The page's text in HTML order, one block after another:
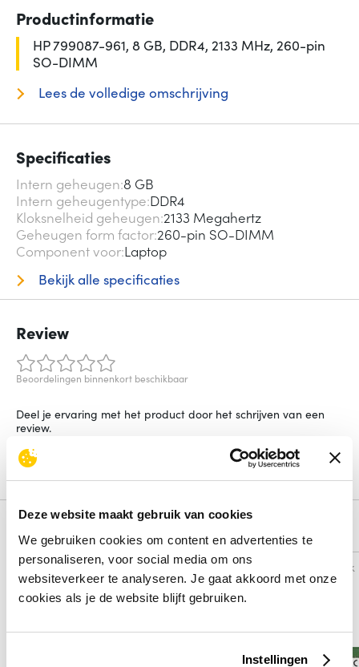
Deze website maakt gebruik van cookies
We gebruiken cookies om content en advertenties te
personaliseren, voor social media om ons
websiteverkeer te analyseren. Je gaat akkoord met onze
cookies als je de website blijft gebruiken.
Instellingen
Productinformatie
HP 799087-961, 8 GB, DDR4, 2133 MHz, 260-pin
SO-DIMM
Lees de volledige omschrijving
Specificaties
Intern geheugen 8 GB
Intern geheugentype DDR4
Kloksnelheid geheugen 2133 Megahertz
Geheugen form factor 260-pin SO-DIMM
Component voor Laptop
Bekijk alle specificaties
Review
Beoordelingen binnenkort beschikbaar
Deel je ervaring met het product door het schrijven van een
review.
Schrijf een review
Alternatieven
Vergelijk Vergelijk